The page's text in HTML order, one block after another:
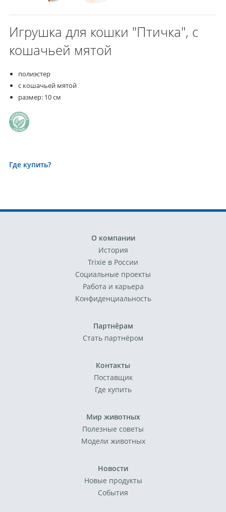
Игрушка для кошки "Птичка", с
кошачьей мятой
полиэстер
с кошачьей мятой
размер: 10 см
Где купить?
О компании
История
Trixie в России
Социальные проекты
Работа и карьера
Конфиденциальность
Партнёрам
Стать партнёром
Контакты
Поставщик
Где купить
Мир животных
Полезные советы
Модели животных
Новости
Новые продукты
События